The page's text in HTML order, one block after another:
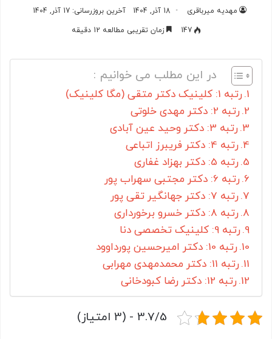
مهدیه میرباقری 18 آذر, 1404
آخرین بروزرسانی: 17 آذر, 1404
147
زمان تقریبی مطالعه 12 دقیقه
در این مطلب می خوانیم :
رتبه 1: کلینیک دکتر متقی (مگا کلینیک)
رتبه 2: دکتر مهدی خلوتی
رتبه 3: دکتر وحید عین آبادی
رتبه 4: دکتر فریبرز اتباعی
رتبه 5: دکتر بهزاد غفاری
رتبه 6: دکتر مجتبی سهراب پور
رتبه 7: دکتر جهانگیر تقی پور
رتبه 8: دکتر خسرو برخورداری
رتبه 9: کلینیک تخصصی دنا
رتبه 10: دکتر امیرحسین پورداوود
رتبه 11: دکتر محمدمهدی مهرابی
رتبه 12: دکتر رضا کبودخانی
3.7/5 - (3 امتیاز)